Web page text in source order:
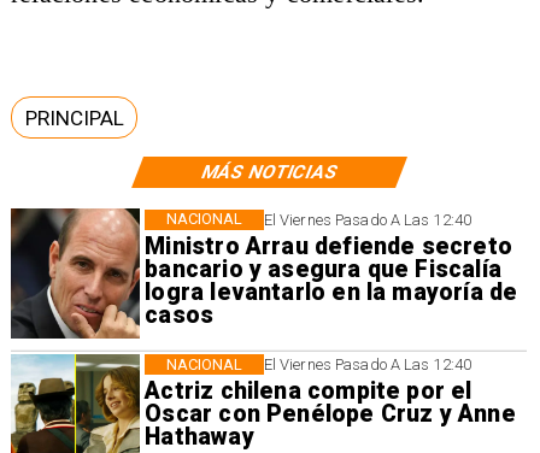
MÁS NOTICIAS
El Viernes Pasado A Las 12:40
Ministro Arrau defiende secreto
bancario y asegura que Fiscalía
logra levantarlo en la mayoría de
casos
NACIONAL
El Viernes Pasado A Las 12:40
Actriz chilena compite por el
Oscar con Penélope Cruz y Anne
Hathaway
NACIONAL
PRINCIPAL